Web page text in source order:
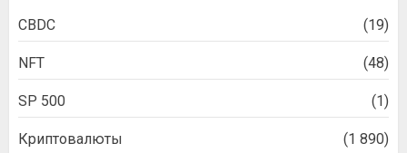
CBDC (19)
NFT (48)
SP 500 (1)
Криптовалюты (1 890)